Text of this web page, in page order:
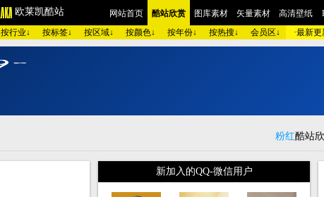
欧莱凯酷站 网站首页 酷站欣赏 图库素材 矢量素材 高清壁纸
按行业↓
按标签↓ 按区域↓ 按颜色↓ 按年份↓ 按热搜↓ 会员区↓ ·最新更
颜 色 >> 黑色酷站 白色酷站 红色酷站 蓝色酷站 紫色酷站 黄
艺术设计 医
家用电器 数码相机 珠宝首饰
粉红酷站
新加入的QQ-微信用户